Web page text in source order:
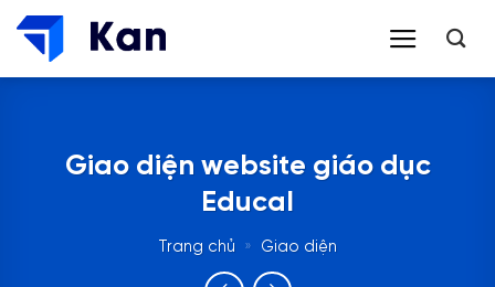
Bỏ
qua
nội
Giao diện website giáo dục
Educal
Trang chủ » Giao diện